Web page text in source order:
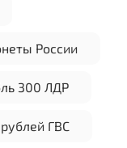
России
300 ЛДР
ГВС